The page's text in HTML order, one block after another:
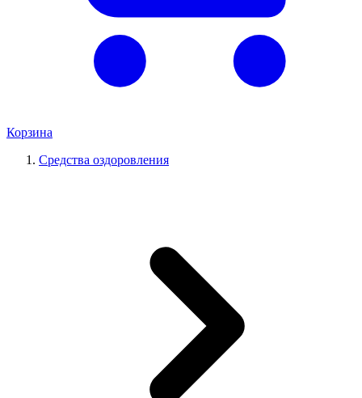
Корзина
Средства оздоровления